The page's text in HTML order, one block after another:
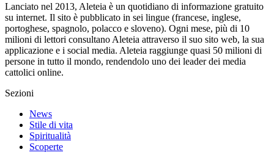
Lanciato nel 2013, Aleteia è un quotidiano di informazione gratuito
su internet. Il sito è pubblicato in sei lingue (francese, inglese,
portoghese, spagnolo, polacco e sloveno). Ogni mese, più di 10
milioni di lettori consultano Aleteia attraverso il suo sito web, la sua
applicazione e i social media. Aleteia raggiunge quasi 50 milioni di
persone in tutto il mondo, rendendolo uno dei leader dei media
cattolici online.
Sezioni
News
Stile di vita
Spiritualità
Scoperte